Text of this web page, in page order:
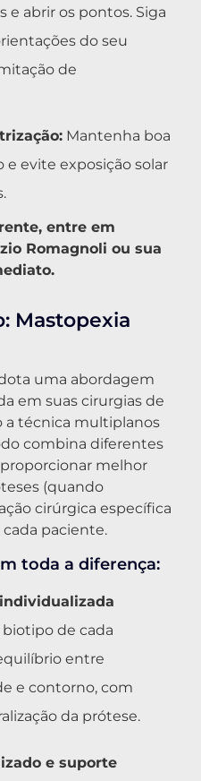
e abrir os pontos. Siga
do seu
de
Mantenha boa
e evite exposição solar
entre em
Romagnoli ou sua
Mastopexia
uma abordagem
em suas cirurgias de
a técnica multiplanos
combina diferentes
melhor
(quando
cirúrgica específica
cada paciente.
toda a diferença:
de cada
entre
e contorno, com
da prótese.
e suporte